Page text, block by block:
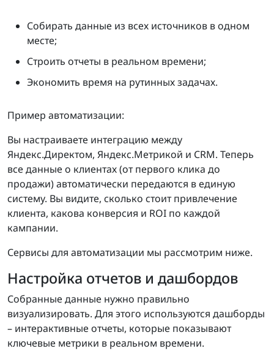
Собирать данные из всех источников в одном
месте;
Строить отчеты в реальном времени;
Экономить время на рутинных задачах.
Пример автоматизации:
Вы настраиваете интеграцию между
Яндекс.Директом, Яндекс.Метрикой и CRM. Теперь
все данные о клиентах (от первого клика до
продажи) автоматически передаются в единую
систему. Вы видите, сколько стоит привлечение
клиента, какова конверсия и ROI по каждой
кампании.
Сервисы для автоматизации мы рассмотрим ниже.
Настройка отчетов и дашбордов
Собранные данные нужно правильно
визуализировать. Для этого используются дашборды
– интерактивные отчеты, которые показывают
ключевые метрики в реальном времени.